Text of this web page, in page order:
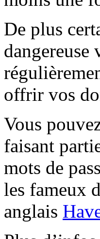
De plus
dangereuse
offrir vos
Vous
faisant
mots de
les fameux
anglais